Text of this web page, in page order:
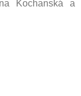
Kochanská a